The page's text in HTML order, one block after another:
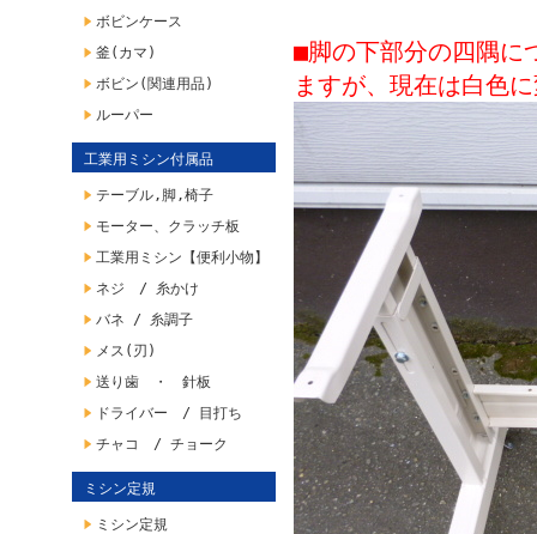
ボビンケース
釜(カマ)
ボビン(関連用品)
ルーパー
工業用ミシン付属品
テーブル,脚,椅子
モーター、クラッチ板
工業用ミシン【便利小物】
ネジ / 糸かけ
バネ / 糸調子
メス(刃)
送り歯 ・ 針板
ドライバー / 目打ち
チャコ / チョーク
ミシン定規
ミシン定規
■脚の下部分の四隅に
ますが、現在は白色